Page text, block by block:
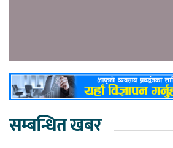
सम्बन्धित खबर